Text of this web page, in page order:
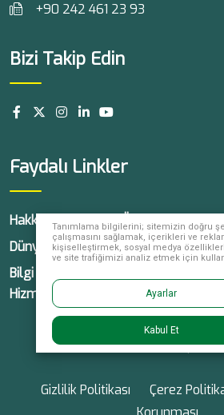
+90 242 461 23 93
Bizi Takip Edin
Faydalı Linkler
Hakkımızda Ürünlerimiz
Dünyada Yüksel
Kariyer
Bilgi Toplumu
Hizmetleri
© 2026 Yüksel Tohum, tüm
Gizlilik Politikası Çerez
Tanımlama bilgilerini; sitemizin doğru
çalışmasını sağlamak, içerikleri ve
kişiselleştirmek, sosyal medya
ve site trafiğimizi analiz etmek için
Ayarlar
Kabul Et